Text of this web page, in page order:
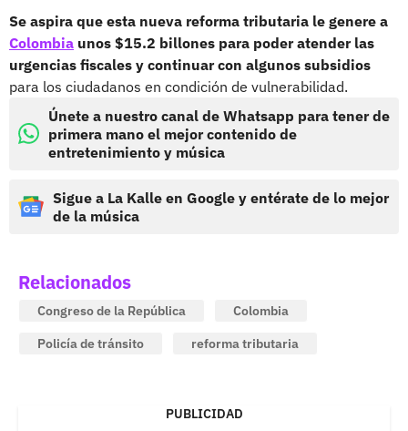
Se aspira que esta nueva reforma tributaria le genere a
Colombia unos $15.2 billones para poder atender las
urgencias fiscales y continuar con algunos subsidios
para los ciudadanos en condición de vulnerabilidad.
Únete a nuestro canal de Whatsapp para tener de
primera mano el mejor contenido de
entretenimiento y música
Sigue a La Kalle en Google y entérate de lo mejor
de la música
Relacionados
Congreso de la República
Colombia
Policía de tránsito
reforma tributaria
PUBLICIDAD